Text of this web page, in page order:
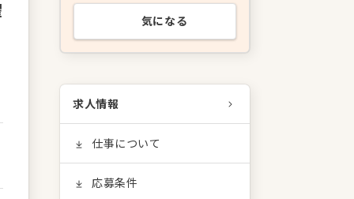
気になる
求人情報
仕事について
応募条件